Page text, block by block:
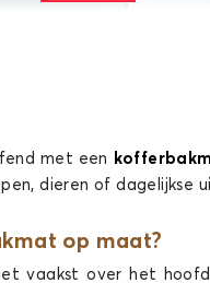
CLASSE A
CLASSE E
met een
dieren of dagelijkse
op maat?
vaakst over het